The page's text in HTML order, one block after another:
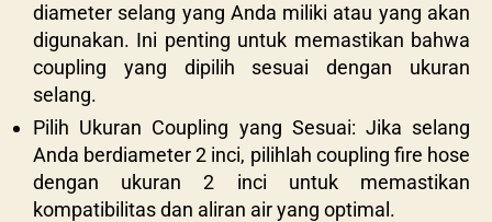
diameter selang yang Anda miliki atau yang akan
digunakan. Ini penting untuk memastikan bahwa
coupling yang dipilih sesuai dengan ukuran
selang.
Pilih Ukuran Coupling yang Sesuai: Jika selang
Anda berdiameter 2 inci, pilihlah coupling fire hose
dengan ukuran 2 inci untuk memastikan
kompatibilitas dan aliran air yang optimal.